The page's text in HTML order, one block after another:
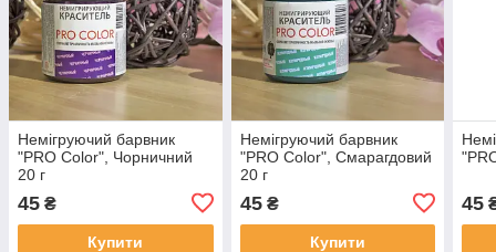
Немігруючий барвник
"PRO Color", Чорничний
20 г
45 ₴
Купити
Немігруючий барвник
"PRO Color", Смарагдовий
20 г
45₴
Купити
45